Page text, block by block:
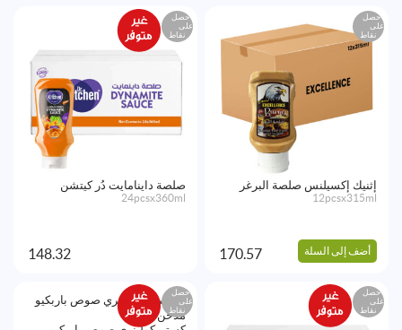
احصل
على
نقاط
إثنيك إكسيلنس صلصة البرغر
12pcsx315ml
أضف إلى السلة 170.57
احصل
على
نقاط
صلصة داينامايت دُر كيتشن
24pcsx360ml
148.32
احصل
على
نقاط
احصل
على
نقاط